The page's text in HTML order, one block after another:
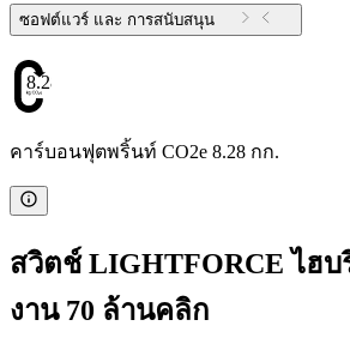
ซอฟต์แวร์ และ การสนับสนุน
8.28
คาร์บอนฟุตพริ้นท์ CO2e 8.28 กก.
สวิตช์ LIGHTFORCE ไฮ
งาน 70 ล้านคลิก